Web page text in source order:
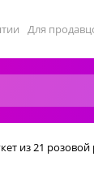
Для
из 21